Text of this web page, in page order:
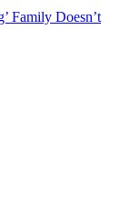
Family Doesn’t